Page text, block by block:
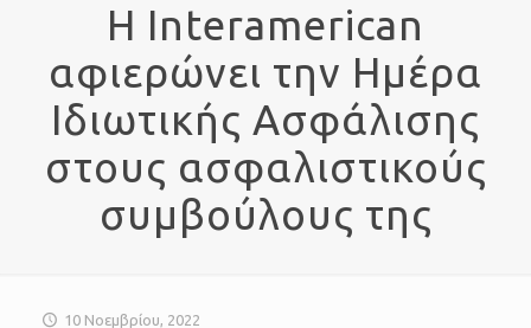
Η Interamerican
αφιερώνει την Ημέρα
Ιδιωτικής Ασφάλισης
στους ασφαλιστικούς
συμβούλους της
10 Νοεμβρίου, 2022